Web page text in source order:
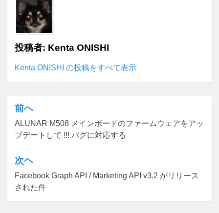
投稿者: Kenta ONISHI
Kenta ONISHI の投稿をすべて表示
投
稿
ナ
ビ
ゲ
ー
前へ
ALUNAR M508 メインボードのファームウェアをアッ
プデートして !!! バグに対応する
次ヘ
Facebook Graph API / Marketing API v3.2 がリリース
された件